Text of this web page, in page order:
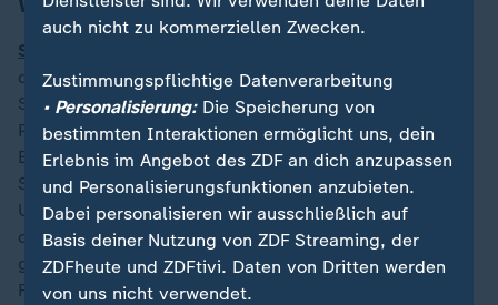
Selenskyj trifft Scholz und Steinmeier in Berlin:
der Verschiebung des großen Ukraine-
Solidaritätsgipfels in Ramstein kommt der ukrainische
Präsident heute nach Deutschland, um erst
Bundeskanzler Scholz und dann Bundespräsident
Steinmeier zu treffen. Dabei wird es um die weitere
Unterstützung der Ukraine mit Waffenlieferungen für
den Abwehrkampf gegen die russischen Invasoren
gehen, aber auch um die Bemühungen um eine
Friedenslösung.
auch nicht zu kommerziellen Zwecken.
Zustimmungspflichtige Datenverarbeitung
• Personalisierung:Die Speicherung von
bestimmten Interaktionen ermöglicht uns, dein
Erlebnis im Angebot des ZDF an dich anzupassen
und Personalisierungsfunktionen anzubieten.
Dabei personalisieren wir ausschließlich auf
Basis deiner Nutzung von ZDF Streaming, der
ZDFheute und ZDFtivi. Daten von Dritten werden
von uns nicht verwendet.